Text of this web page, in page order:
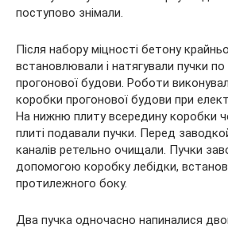
поступово знімали.
Після набору міцності бетону
встановлювали і натягували пучки по
прогонової будови. Роботи
коробки прогонової будови при
На нижню плиту всередину коробки
плиті подавали пучки. Перед
каналів ретельно очищали. Пучки
допомогою коробку лебідки,
протилежного боку.
Два пучка одночасно напиналися